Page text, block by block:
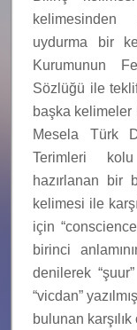
uydurma bir
Kurumunun
Sözlüğü ile
başka kelimeler
Mesela Türk
Terimleri
hazırlanan bir
kelimesi ile
için
birinci
denilerek
“vicdan”
bulunan